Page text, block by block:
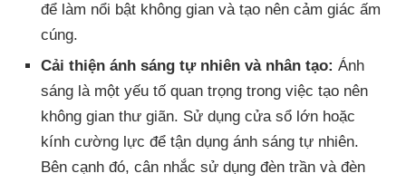
để làm nổi bật không gian và tạo nên cảm giác ấm
cúng.
Cải thiện ánh sáng tự nhiên và nhân tạo: Ánh
sáng là một yếu tố quan trọng trong việc tạo nên
không gian thư giãn. Sử dụng cửa sổ lớn hoặc
kính cường lực để tận dụng ánh sáng tự nhiên.
Bên cạnh đó, cân nhắc sử dụng đèn trần và đèn